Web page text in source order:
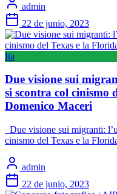
admin
22 de junio, 2023
Ita
Due visione sui
si scontra col cinismo
Domenico Maceri
Due visione sui migranti:
cinismo del Texas e la
admin
22 de junio, 2023